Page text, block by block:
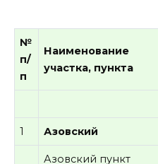
№
п/
п
Наименование
участка, пункта
1 Азовский
Азовский пункт